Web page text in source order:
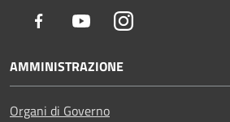
Facebook YoutubeInstagram
AMMINISTRAZIONE
Organi di Governo